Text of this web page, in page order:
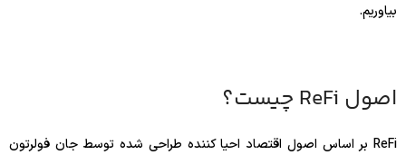
بیاوریم.
اصول ReFi چیست؟
ReFi بر اساس اصول اقتصاد احیا کننده طراحی شده توسط جان فولرتون